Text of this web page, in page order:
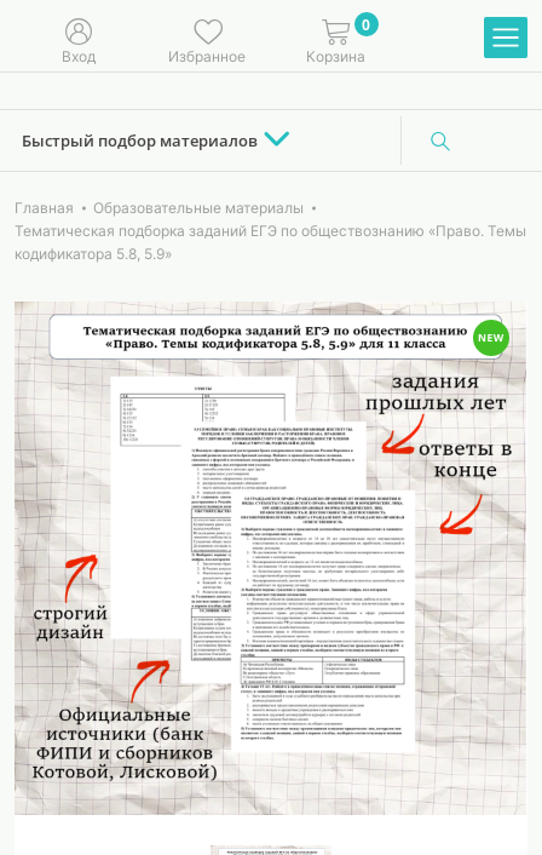
Вход Избранное
0
Корзина
Быстрый подбор материалов
Главная
Образовательные материалы
Тематическая подборка заданий ЕГЭ по обществознанию «Право. Темы
кодификатора 5.8, 5.9»